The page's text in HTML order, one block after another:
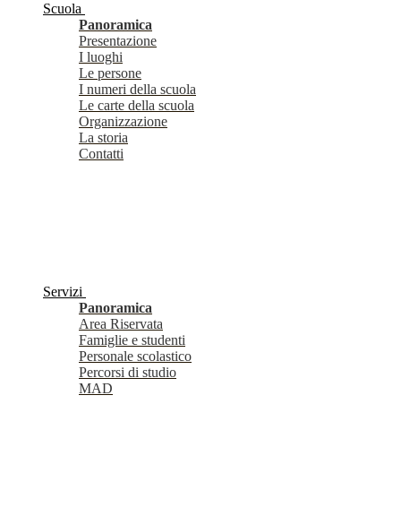
Scuola
Panoramica
Presentazione
I luoghi
Le persone
I numeri della scuola
Le carte della scuola
Organizzazione
La storia
Contatti
Servizi
Panoramica
Area Riservata
Famiglie e studenti
Personale scolastico
Percorsi di studio
MAD